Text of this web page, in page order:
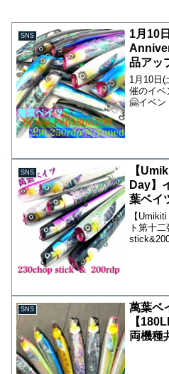
SNS
1月10
品アッ
1月10日(
催のイベ
🤗イベン
SNS
【
Day】
葉ベイ
【
ト第十
SNS
萬葉ベ
【
両機種